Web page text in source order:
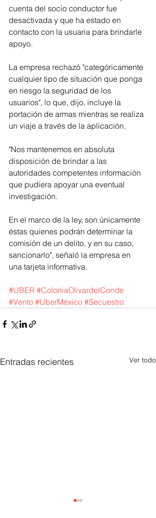
cuenta del socio conductor fue
desactivada y que ha estado en
contacto con la usuaria para brindarle
apoyo.
La empresa rechazó "categóricamente
cualquier tipo de situación que ponga
en riesgo la seguridad de los
usuarios", lo que, dijo, incluye la
portación de armas mientras se realiza
un viaje a través de la aplicación.
"Nos mantenemos en absoluta
disposición de brindar a las
autoridades competentes información
que pudiera apoyar una eventual
investigación.
En el marco de la ley, son únicamente
éstas quienes podrán determinar la
comisión de un delito, y en su caso,
sancionarlo", señaló la empresa en
una tarjeta informativa.
#UBER #ColoniaOlivardelConde
#Vento #UberMéxico #Secuestro
Entradas recientes Ver todo